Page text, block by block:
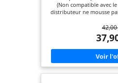
(Non compatible avec
distributeur ne mousse
(non incluses) Hauteur
obstacle sous le
ordinaires >20cm/ Pour
>30cm Installation
colle sans clous pour
ne peut être utilisée que
secs et plats et nécessite
fixation IPX7 Étanche: